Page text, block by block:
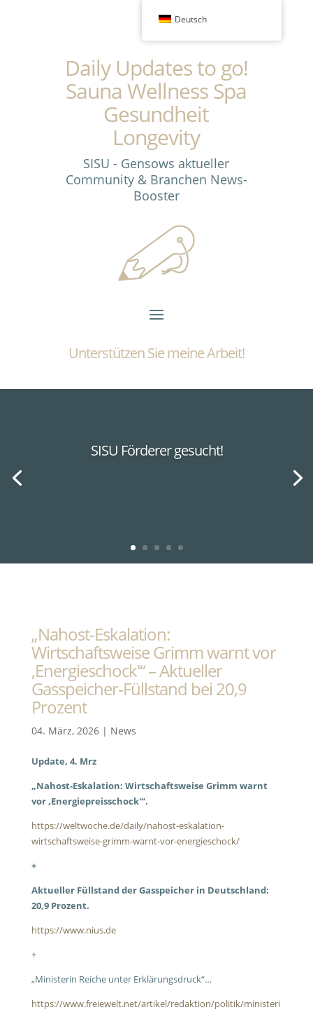
Daily Updates to go!
Sauna Wellness Spa
Gesundheit
Longevity
SISU - Gensows aktueller
Community & Branchen News-
Booster
Unterstützen Sie meine Arbeit!
SISU Förderer gesucht!
„Nahost-Eskalation:
Wirtschaftsweise Grimm warnt vor
‚Energieschock'“ – Aktueller
Gasspeicher-Füllstand bei 20,9
Prozent
04. März, 2026| News
Update, 4. Mrz
„Nahost-Eskalation: Wirtschaftsweise Grimm warnt
vor ‚Energiepreisschock'“.
https://weltwoche.de/daily/nahost-eskalation-
wirtschaftsweise-grimm-warnt-vor-energieschock/
+
Aktueller Füllstand der Gasspeicher in Deutschland:
20,9 Prozent.
https://www.nius.de
+
„Ministerin Reiche unter Erklärungsdruck“…
https://www.freiewelt.net/artikel/redaktion/politik/ministeri
Deutsch